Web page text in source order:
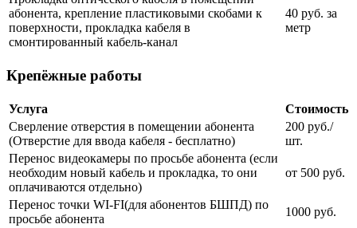
абонента, крепление пластиковыми скобами к
поверхности, прокладка кабеля в
смонтированный кабель-канал
40 руб. за
метр
Крепёжные работы
Услуга
Стоимость
Сверление отверстия в помещении абонента
(Отверстие для ввода кабеля - бесплатно)
200 руб./
шт.
Перенос видеокамеры по просьбе абонента (если
необходим новый кабель и прокладка, то они
оплачиваются отдельно)
от 500 руб.
Перенос точки WI-FI(для абонентов БШПД) по
просьбе абонента
1000 руб.